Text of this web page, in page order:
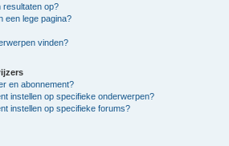
resultaten op?
een lege pagina?
vinden?
en abonnement?
instellen op specifieke onderwerpen?
instellen op specifieke forums?